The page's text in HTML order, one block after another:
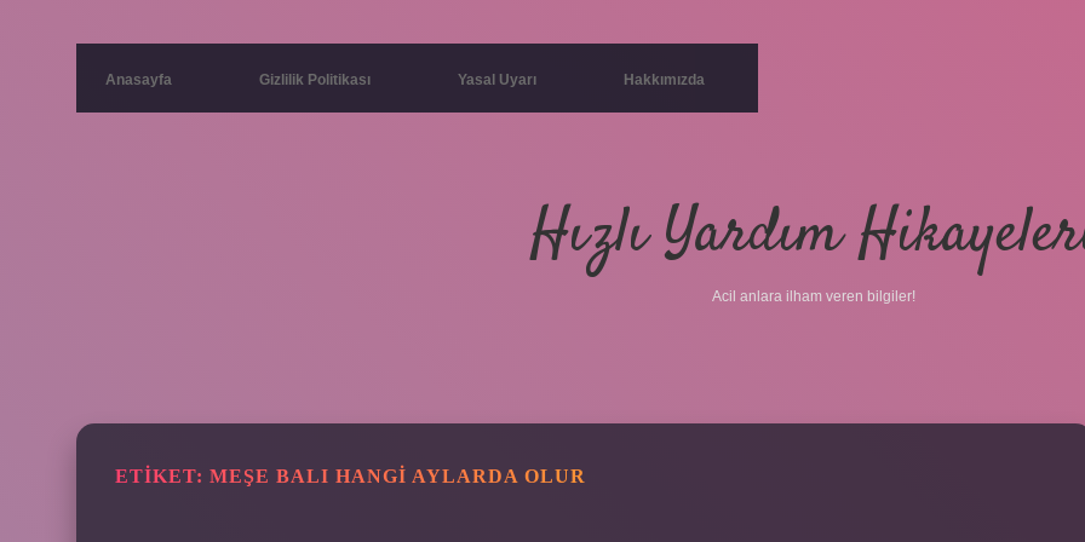
Anasayfa Gizlilik Politikası Yasal Uyarı Hakkımızda
Hızlı Yardım
Acil anlara ilham veren bilgiler!
ETIKET: MEŞE BALI HANGI AYLARDA OLUR